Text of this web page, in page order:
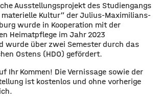
Ausstellungsprojekt des Studiengangs
materielle Kultur“ der Julius-Maximilians-
wurde in Kooperation mit der
Heimatpflege im Jahr 2023
wurde über zwei Semester durch das
Ostens (HDO) gefördert.
Ihr Kommen! Die Vernissage sowie der
ist kostenlos und ohne vorherige